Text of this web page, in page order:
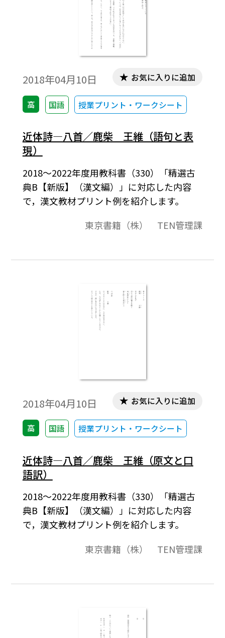
2018年04月10日
高 国語 授業プリント・ワークシート
お気に入りに追加
近体詩―八首／鹿柴 王維（語句と表
現）
2018～2022年度用教科書（330）「精選古
典B【新版】（漢文編）」に対応した内容
で，漢文教材プリント例を紹介します。
東京書籍（株） TEN管理課
2018年04月10日
高 国語 授業プリント・ワークシート
お気に入りに追加
近体詩―八首／鹿柴 王維（原文と口
語訳）
2018～2022年度用教科書（330）「精選古
典B【新版】（漢文編）」に対応した内容
で，漢文教材プリント例を紹介します。
東京書籍（株） TEN管理課